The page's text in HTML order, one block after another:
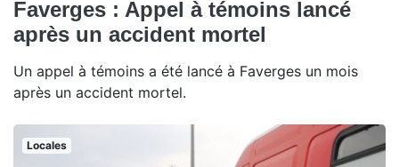
Faverges : Appel à témoins lancé
après un accident mortel
Un appel à témoins a été lancé à Faverges un mois
après un accident mortel.
Locales